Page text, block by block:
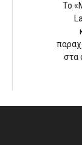
Το
στα